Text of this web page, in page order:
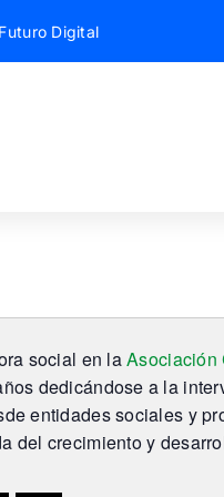
Digital
social en laAsociación
dedicándose a la
entidades sociales y
del crecimiento y